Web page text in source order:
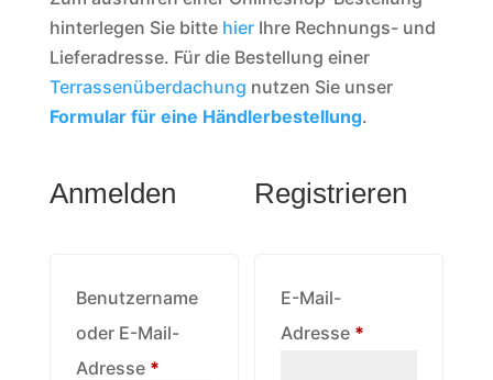
hinterlegen Sie bitte hierIhre Rechnungs- und
Lieferadresse. Für die Bestellung einer
Terrassenüberdachung nutzen Sie unser
Formular für eine Händlerbestellung.
Anmelden
Benutzername
oder E-Mail-
Adresse *Erforderlich
Registrieren
E-Mail-
Adresse *